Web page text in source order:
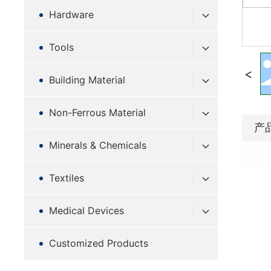
Hardware
Tools
Building Material
Non-Ferrous Material
Minerals & Chemicals
Textiles
Medical Devices
Customized Products
产